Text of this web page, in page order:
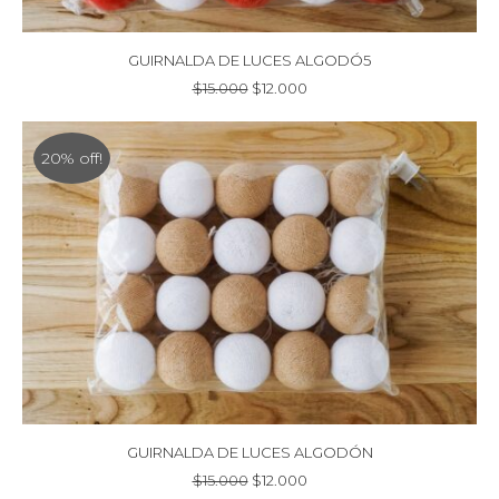
GUIRNALDA DE LUCES ALGODÓ5
$15.000 El
original
era:
$15.000.
$12.000El
actual
es:
$12.000.
20% off!
GUIRNALDA DE LUCES ALGODÓN
$15.000 El
$12.000El